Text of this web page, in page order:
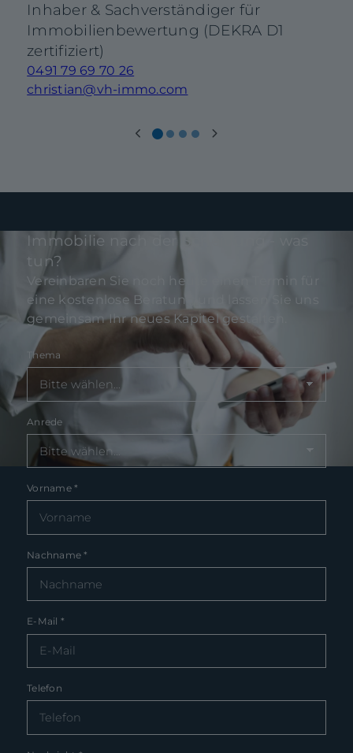
Inhaber & Sachverständiger für
Immobilienbewertung (DEKRA D1
zertifiziert)
0491 79 69 70 26
christian@vh-immo.com
Immobilie nach der Scheidung - was
tun?
Vereinbaren Sie noch heute einen Termin für
eine kostenlose Beratung und lassen Sie uns
gemeinsam Ihr neues Kapitel gestalten.
Thema
Anrede
Vorname*
Nachname*
E-Mail *
Telefon